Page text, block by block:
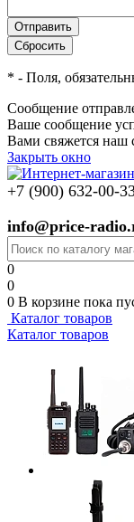
* - Поля,
Сообщение
Ваше сообщение
Вами свяжется наш
Закрыть окно
+7 (900) 632-00-
info@price-
0
0
0 В корзине пока
Каталог товаров
Каталог товаров